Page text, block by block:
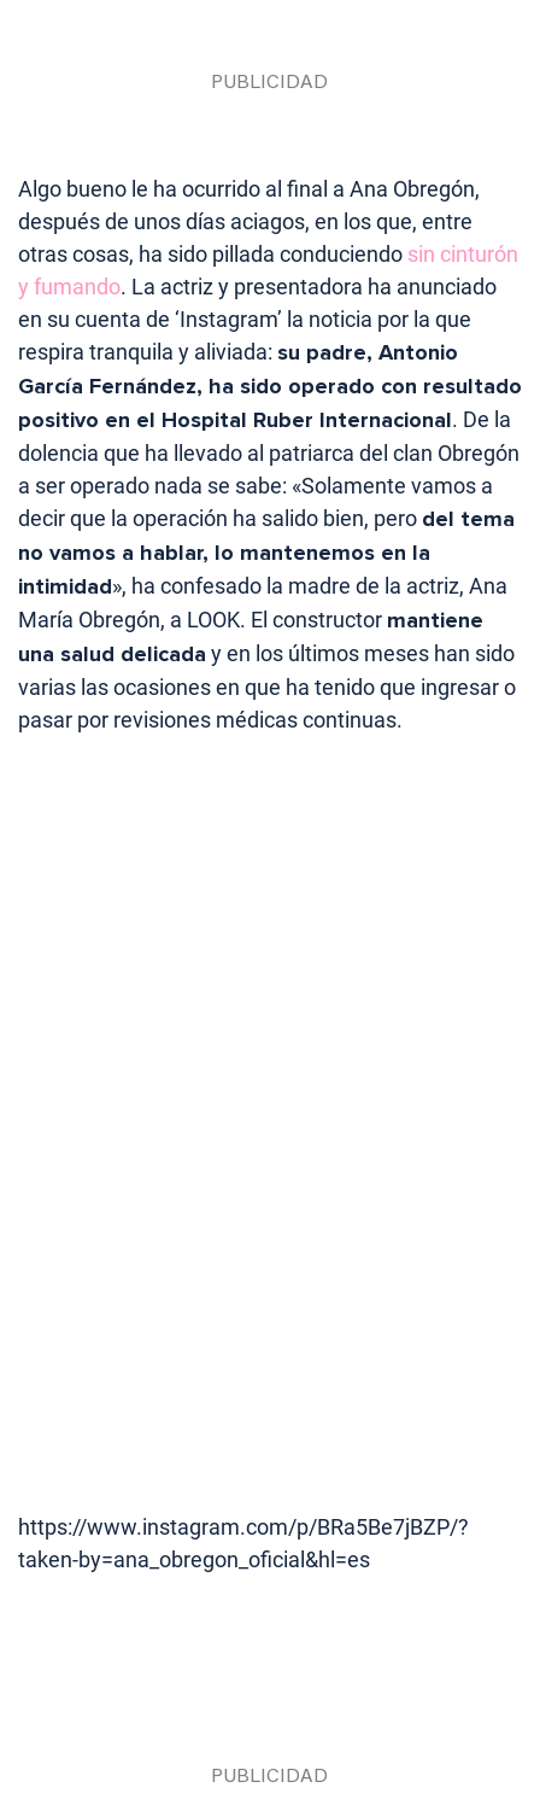
Algo bueno le ha ocurrido al final a Ana Obregón,
después de unos días aciagos, en los que, entre
otras cosas, ha sido pillada conduciendo sin cinturón
y fumando. La actriz y presentadora ha anunciado
en su cuenta de ‘Instagram’ la noticia por la que
respira tranquila y aliviada: su padre, Antonio
García Fernández, ha sido operado con resultado
positivo en el Hospital Ruber Internacional. De la
dolencia que ha llevado al patriarca del clan Obregón
a ser operado nada se sabe: «Solamente vamos a
decir que la operación ha salido bien, pero del tema
no vamos a hablar, lo mantenemos en la
intimidad», ha confesado la madre de la actriz, Ana
María Obregón, a LOOK. El constructor mantiene
una salud delicada y en los últimos meses han sido
varias las ocasiones en que ha tenido que ingresar o
pasar por revisiones médicas continuas.
https://www.instagram.com/p/BRa5Be7jBZP/?
taken-by=ana_obregon_oficial&hl=es